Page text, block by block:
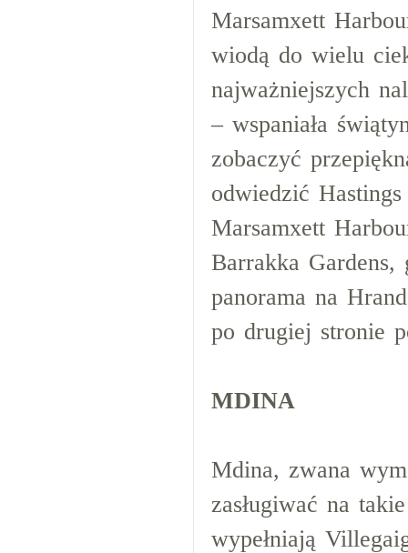
Marsamxett
wiodą do wielu
najważniejszych
– wspaniała
zobaczyć
odwiedzić
Marsamxett
Barrakka Gardens,
panorama na
po drugiej stronie
MDINA
Mdina, zwana
zasługiwać na
wypełniają